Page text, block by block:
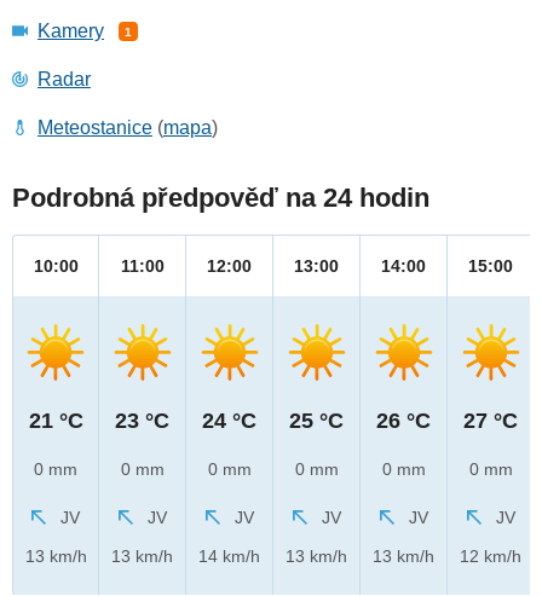
Kamery 1
Radar
Meteostanice (mapa)
Podrobná předpověď na 24 hodin
10:00
21 °C
0 mm
JV
13 km/h
11:00
23 °C
0 mm
JV
13 km/h
12:00
24 °C
0 mm
JV
14 km/h
13:00
25 °C
0 mm
JV
13 km/h
14:00
26 °C
0 mm
JV
13 km/h
15:00
27 °C
0 mm
JV
12 km/h